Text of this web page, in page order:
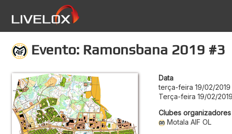
Evento: Ramonsbana 2019 #3
Data
terça-feira 19/02/2019
Terça-feira 19/02/
Clubes organizadores
Motala AIF OL